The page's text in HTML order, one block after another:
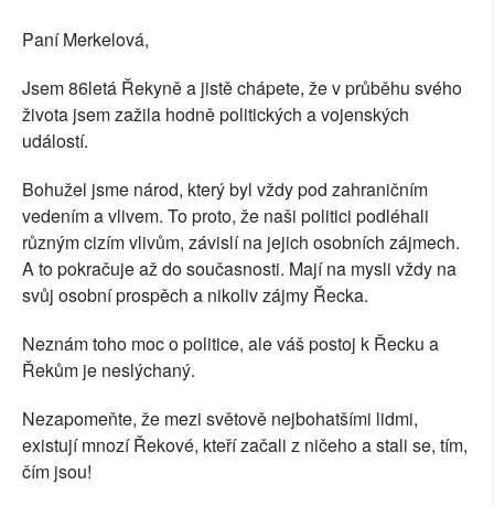
Paní Merkelová,
Jsem 86letá Řekyně a jistě chápete, že v průběhu svého
života jsem zažila hodně politických a vojenských
událostí.
Bohužel jsme národ, který byl vždy pod zahraničním
vedením a vlivem. To proto, že naši politici podléhali
různým cizím vlivům, závislí na jejich osobních zájmech.
A to pokračuje až do současnosti. Mají na mysli vždy na
svůj osobní prospěch a nikoliv zájmy Řecka.
Neznám toho moc o politice, ale váš postoj k Řecku a
Řekům je neslýchaný.
Nezapomeňte, že mezi světově nejbohatšími lidmi,
existují mnozí Řekové, kteří začali z ničeho a stali se, tím,
čím jsou!